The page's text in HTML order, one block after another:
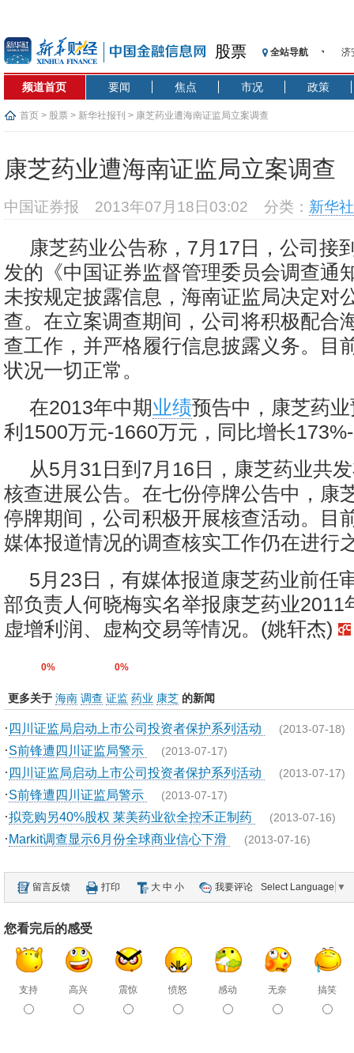
股票 全站导航
济
【
基
沥
恒
济
频道首页 要闻 焦点 市况 政策
首页 > 股票 > 新华社报刊 > 康芝药业遭海南证监局立案调查
康芝药业遭海南证监局立案调查
中国证券报 2013年07月18日03:02 分类： 新华
康芝药业公告称，7月17日，公司接
发的《中国证券监督管理委员会调查通
未按规定披露信息，海南证监局决定对
查。在立案调查期间，公司将积极配合
查工作，并严格履行信息披露义务。目
状况一切正常。
在2013年中期业绩预告中，康芝药
利1500万元-1660万元，同比增长
从5月31日到7月16日，康芝药业共
核查进展公告。在七份停牌公告中，康
停牌期间，公司积极开展核查活动。目
媒体报道情况的调查核实工作仍在进行
5月23日，有媒体报道康芝药业前任
部负责人何晓梅实名举报康芝药业2011
虚增利润、虚构交易等情况。(姚轩杰)
0% 0%
更多关于 海南 调查 证监 药业 康芝 的新闻
· 四川证监局启动上市公司投资者保护系列活动 (2013-07-18)
·S前锋遭四川证监局警示 (2013-07-17)
· 四川证监局启动上市公司投资者保护系列活动 (2013-07-17)
·S前锋遭四川证监局警示 (2013-07-17)
·拟竞购另40%股权 莱美药业欲全控禾正制药 (2013-07-16)
·Markit调查显示6月份全球商业信心下滑 (2013-07-16)
留言反馈 打印 大 中 小 我要评论 Select Language ▼
您看完后的感受
支持 高兴 震惊 愤怒 感动 无奈 搞笑